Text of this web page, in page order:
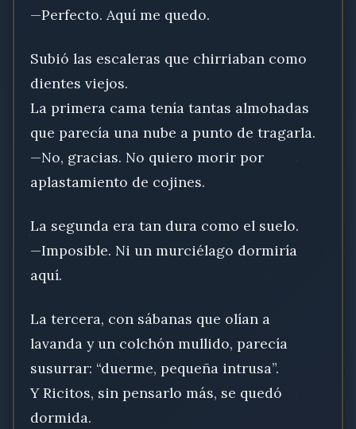
—Perfecto. Aquí me quedo.
Subió las escaleras que chirriaban como
dientes viejos.
La primera cama tenía tantas almohadas
que parecía una nube a punto de tragarla.
—No, gracias. No quiero morir por
aplastamiento de cojines.
La segunda era tan dura como el suelo.
—Imposible. Ni un murciélago dormiría
aquí.
La tercera, con sábanas que olían a
lavanda y un colchón mullido, parecía
susurrar: “duerme, pequeña intrusa”.
Y Ricitos, sin pensarlo más, se quedó
dormida.